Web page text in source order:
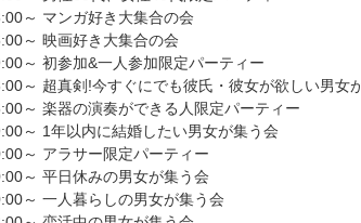
～ マンガ好き大集合の会
～ 映画好き大集合の会
～ 初参加&一人参加限定パーティー
～ 超真剣!今すぐにでも彼氏・彼女が欲しい男女
～ 楽器の演奏ができる人限定パーティー
～ 1年以内に結婚したい男女が集う会
～ アラサー限定パーティー
～ 平日休みの男女が集う会
～ 一人暮らしの男女が集う会